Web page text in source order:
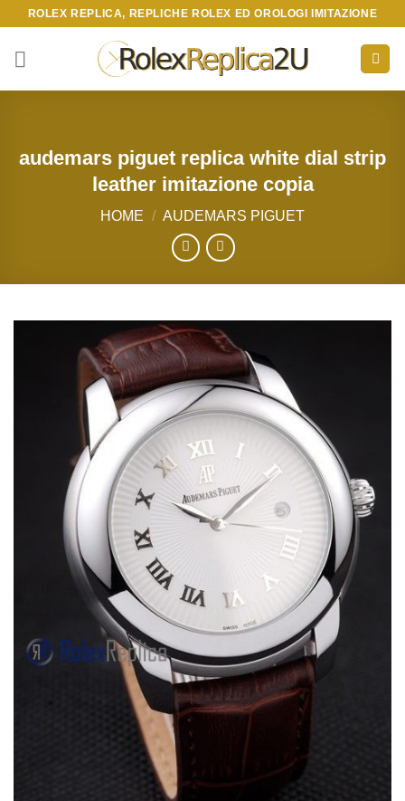
content
ROLEX REPLICA, REPLICHE ROLEX ED OROLOGI IMITAZIONE
audemars piguet replica white dial strip
leather imitazione copia
HOME / AUDEMARS PIGUET